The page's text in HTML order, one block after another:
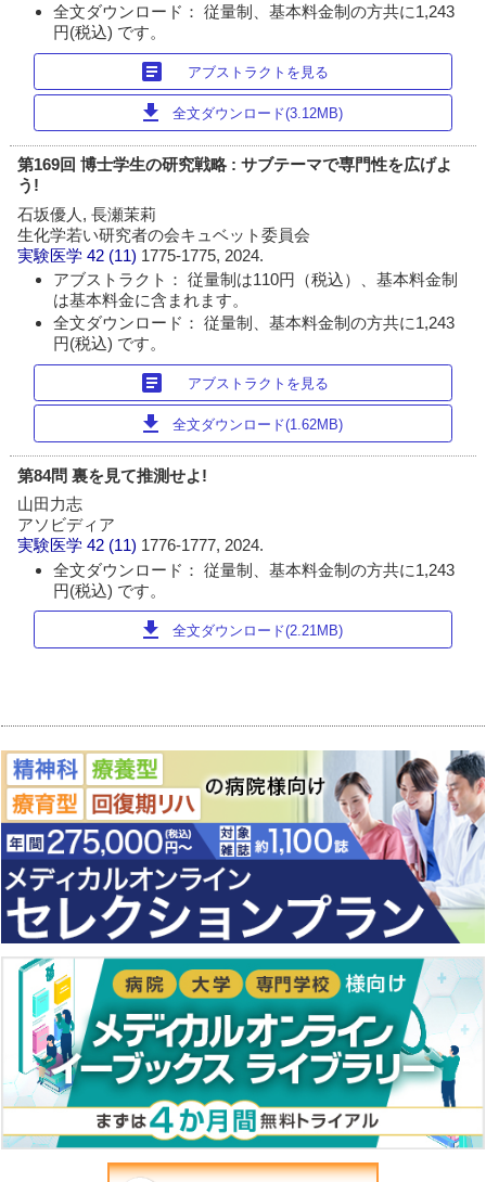
全文ダウンロード： 従量制、基本料金制の方共に1,243
円(税込) です。
article アブストラクトを見る
download 全文ダウンロード(3.12MB)
第169回 博士学生の研究戦略 : サブテーマで専門性を広げよ
う!
石坂優人, 長瀬茉莉
生化学若い研究者の会キュベット委員会
実験医学 42 (11) 1775-1775, 2024.
アブストラクト： 従量制は110円（税込）、基本料金制
は基本料金に含まれます。
全文ダウンロード： 従量制、基本料金制の方共に1,243
円(税込) です。
article アブストラクトを見る
download 全文ダウンロード(1.62MB)
第84問 裏を見て推測せよ!
山田力志
アソビディア
実験医学 42 (11) 1776-1777, 2024.
全文ダウンロード： 従量制、基本料金制の方共に1,243
円(税込) です。
download 全文ダウンロード(2.21MB)